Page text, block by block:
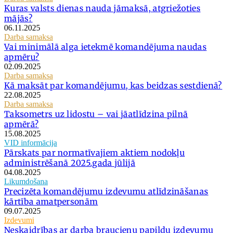
Kuras valsts dienas nauda jāmaksā, atgriežoties
mājās?
06.11.2025
Darba samaksa
Vai minimālā alga ietekmē komandējuma naudas
apmēru?
02.09.2025
Darba samaksa
Kā maksāt par komandējumu, kas beidzas sestdienā?
22.08.2025
Darba samaksa
Taksometrs uz lidostu – vai jāatlīdzina pilnā
apmērā?
15.08.2025
VID informācija
Pārskats par normatīvajiem aktiem nodokļu
administrēšanā 2025.gada jūlijā
04.08.2025
Likumdošana
Precizēta komandējumu izdevumu atlīdzināšanas
kārtība amatpersonām
09.07.2025
Izdevumi
Neskaidrības ar darba braucienu papildu izdevumu